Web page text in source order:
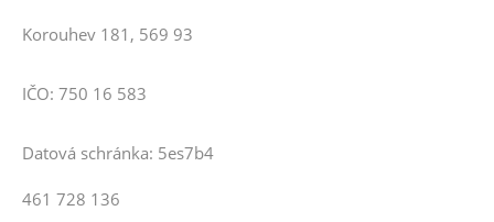
Korouhev 181, 569 93
IČO: 750 16 583
Datová schránka: 5es7b4
461 728 136